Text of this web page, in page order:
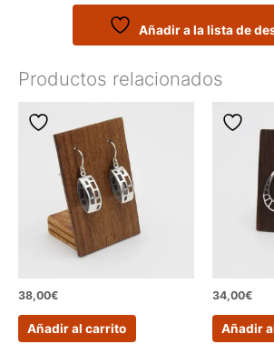
Añadir a la lista de
Productos relacionados
38,00€
Añadir al carrito
34,00€
Añadir